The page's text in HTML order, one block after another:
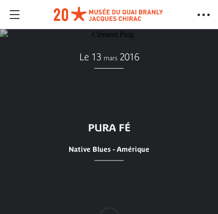
Le 13 mars 2016
PURA FÉ
Native Blues - Amérique